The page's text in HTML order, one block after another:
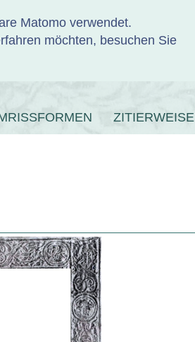
Matomo verwendet.
möchten, besuchen Sie
ZITIERWEISE